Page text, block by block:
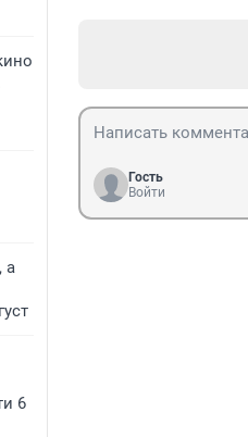
а
6
Гость
Войти